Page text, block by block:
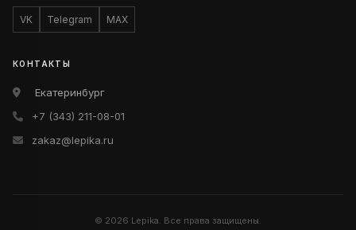
VK Telegram MAX
КОНТАКТЫ
Екатеринбург
+7 (343) 211-08-01
zakaz@lepika.ru
© 2026 Lepika. Все права защищены.